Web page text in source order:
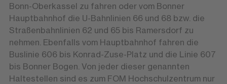
Bonn-Oberkassel zu fahren oder vom Bonner
Hauptbahnhof die U-Bahnlinien 66 und 68 bzw. die
Straßenbahnlinien 62 und 65 bis Ramersdorf zu
nehmen. Ebenfalls vom Hauptbahnhof fahren die
Buslinie 606 bis Konrad-Zuse-Platz und die Linie 607
bis Bonner Bogen. Von jeder dieser genannten
Haltestellen sind es zum FOM Hochschulzentrum nur